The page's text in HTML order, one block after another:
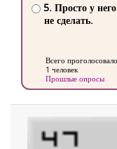
5. Просто у
не сделать.
Всего проголосовало
1 человек
Прошлые опросы